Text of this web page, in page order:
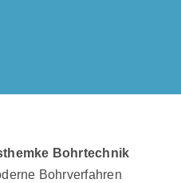
Bohrtechnik
Bohrverfahren